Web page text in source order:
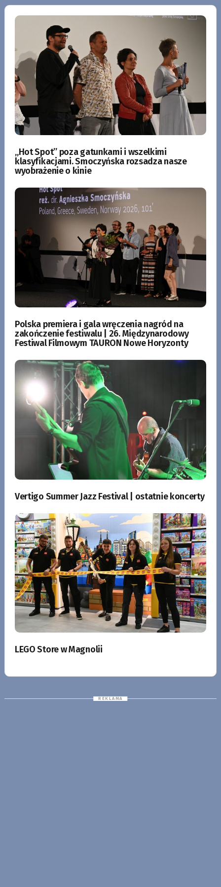
„Hot Spot” poza gatunkami i wszelkimi
klasyfikacjami. Smoczyńska rozsadza nasze
wyobrażenie o kinie
Polska premiera i gala wręczenia nagród na
zakończenie festiwalu | 26. Międzynarodowy
Festiwal Filmowym TAURON Nowe Horyzonty
Vertigo Summer Jazz Festival | ostatnie koncerty
LEGO Store w Magnolii